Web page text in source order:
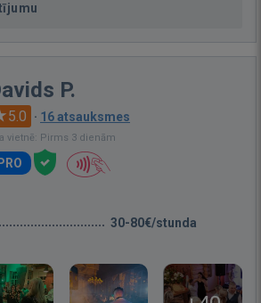
P.
5.0 · 16 atsauksmes
vietnē: Pirms 3 dienām
PRO
30-80€/stunda